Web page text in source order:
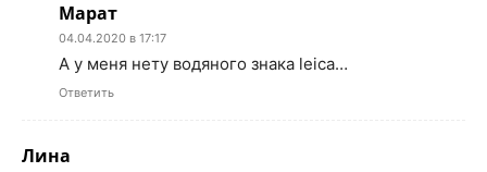
Марат
04.04.2020 в 17:17
А у меня нету водяного знака leica…
Ответить
Лина